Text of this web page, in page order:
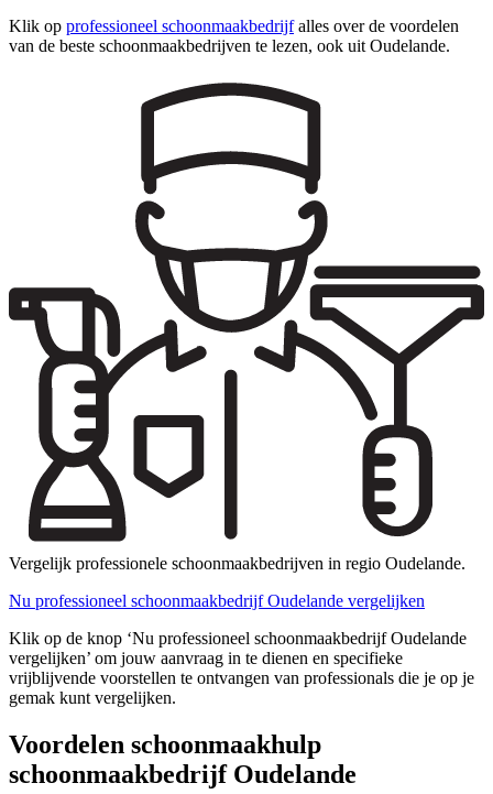
Klik op professioneel schoonmaakbedrijfalles over de voordelen
van de beste schoonmaakbedrijven te lezen, ook uit Oudelande.
Vergelijk professionele schoonmaakbedrijven in regio Oudelande.
Nu professioneel schoonmaakbedrijf Oudelande vergelijken
Klik op de knop ‘Nu professioneel schoonmaakbedrijf Oudelande
vergelijken’ om jouw aanvraag in te dienen en specifieke
vrijblijvende voorstellen te ontvangen van professionals die je op je
gemak kunt vergelijken.
Voordelen schoonmaakhulp
schoonmaakbedrijf Oudelande